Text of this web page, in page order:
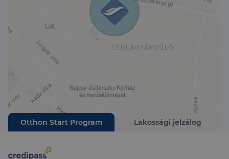
Otthon Start Program Lakossági jelzálog